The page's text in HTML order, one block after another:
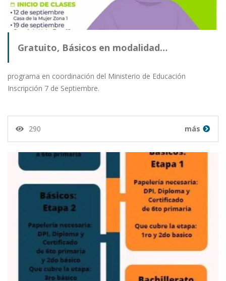
Gratuito, Básicos en modalidad…
programa en coordinación del Ministerio de Educación
Inscripción 7 de Septiembre.
290 más